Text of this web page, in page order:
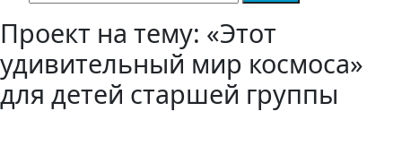
Проект на тему: «Этот
удивительный мир космоса»
для детей старшей группы